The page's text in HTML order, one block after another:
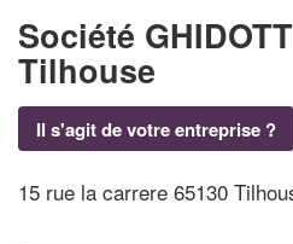
Société
Tilhouse
Il s'agit de votre entreprise ?
15 rue la carrere 65130